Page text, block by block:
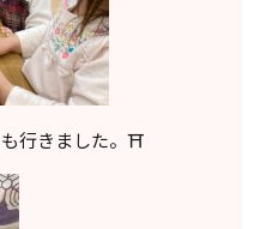
行きました。⛩